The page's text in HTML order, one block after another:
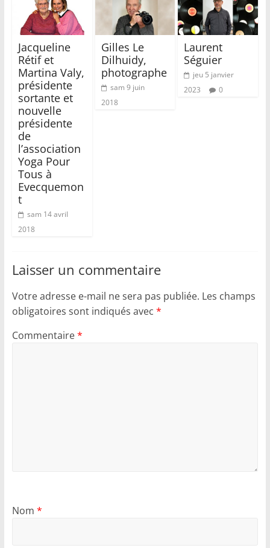
Jacqueline
Rétif et
Martina Valy,
présidente
sortante et
nouvelle
présidente
de
l’association
Yoga Pour
Tous à
Evecquemon
t
sam 14 avril
2018
Gilles Le
Dilhuidy,
photographe
sam 9 juin
2018
Laurent
Séguier
jeu 5 janvier
2023
0
Laisser un commentaire
Votre adresse e-mail ne sera pas publiée. Les champs
obligatoires sont indiqués avec *
Commentaire*
Nom *